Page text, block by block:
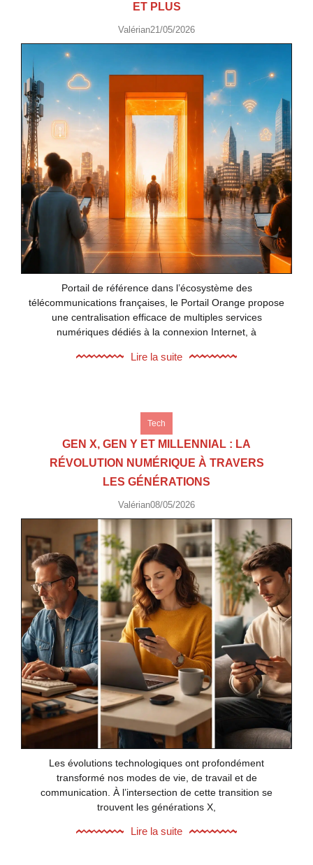
ET PLUS
Valérian21/05/2026
Portail de référence dans l’écosystème des
télécommunications françaises, le Portail Orange propose
une centralisation efficace de multiples services
numériques dédiés à la connexion Internet, à
Lire la suite
Tech
GEN X, GEN Y ET MILLENNIAL : LA
RÉVOLUTION NUMÉRIQUE À TRAVERS
LES GÉNÉRATIONS
Valérian08/05/2026
Les évolutions technologiques ont profondément
transformé nos modes de vie, de travail et de
communication. À l’intersection de cette transition se
trouvent les générations X,
Lire la suite